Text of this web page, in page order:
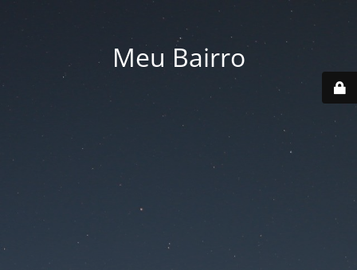
Meu Bairro